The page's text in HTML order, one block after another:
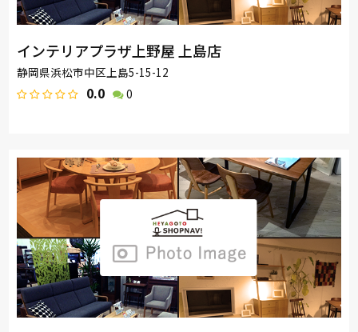
インテリアプラザ上野屋 上島店
静岡県浜松市中区上島5-15-12
0.0 0